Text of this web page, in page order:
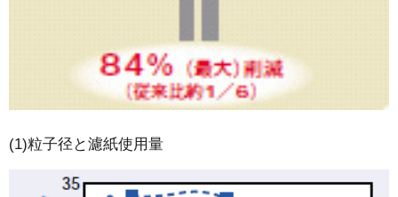
(1)粒子径と濾紙使用量